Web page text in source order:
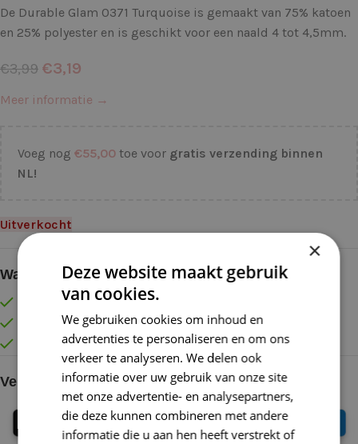
De Durable Glam 0371 Turquoise is gemaakt van 75% katoen
en 25% polyester en is geschikt voor een naald 4 tot 4,5mm.
€3,99 €3,19
Meer informatie →
Voeg nog €55,00 toe voor gratis verzending binnen
NL!
Uitverkocht
Waarom kopen bij de Wolkast?
Lage verzendkosten vanaf € 4,99 binnen NL
Gratis verzonden vanaf €55,-
Vóór 16:30 besteld = Zelfde (werk)dag verzonden
Veilig online betalen
×
Deze website maakt gebruik
van cookies.
We gebruiken cookies om inhoud en
advertenties te personaliseren en om ons
verkeer te analyseren. We delen ook
informatie over uw gebruik van onze site
met onze advertentie- en analysepartners,
die deze kunnen combineren met andere
informatie die u aan hen heeft verstrekt of